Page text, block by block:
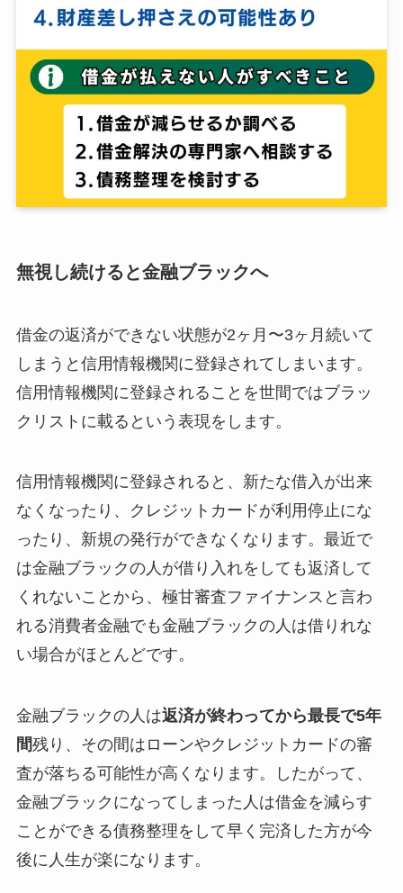
無視し続けると金融ブラックへ
借金の返済ができない状態が2ヶ月〜3ヶ月続いて
しまうと信用情報機関に登録されてしまいます。
信用情報機関に登録されることを世間ではブラッ
クリストに載るという表現をします。
信用情報機関に登録されると、新たな借入が出来
なくなったり、クレジットカードが利用停止にな
ったり、新規の発行ができなくなります。最近で
は金融ブラックの人が借り入れをしても返済して
くれないことから、極甘審査ファイナンスと言わ
れる消費者金融でも金融ブラックの人は借りれな
い場合がほとんどです。
金融ブラックの人は返済が終わってから最長で5年
間残り、その間はローンやクレジットカードの審
査が落ちる可能性が高くなります。したがって、
金融ブラックになってしまった人は借金を減らす
ことができる債務整理をして早く完済した方が今
後に人生が楽になります。